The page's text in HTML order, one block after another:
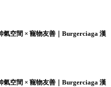
氣空間 × 寵物友善｜Burgerciaga 漢
氣空間 × 寵物友善｜Burgerciaga 漢